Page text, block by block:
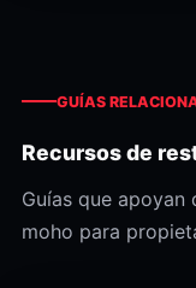
GUÍAS
Recursos de
Guías que apoyan
moho para